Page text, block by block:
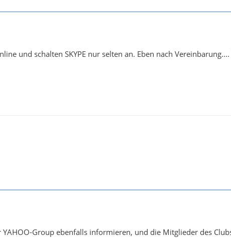
und schalten SKYPE nur selten an. Eben nach
Group ebenfalls informieren, und die Mitglieder des